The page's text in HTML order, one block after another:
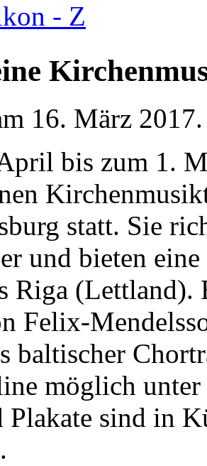
- Z
16. März 2017.
bis zum 1.
statt. Sie
und bieten
Riga (Lettland).
Felix-
baltischer
möglich unter
Plakate sind in